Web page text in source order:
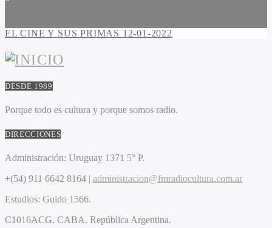
EL CINE Y SUS PRIMAS 12-01-2022
DESDE 1989
Porque todo es cultura y porque somos radio.
DIRECCIONES
Administración: Uruguay 1371 5° P.
+(54) 911 6642 8164 | administracion@fmradiocultura.com.ar
Estudios: Guido 1566.
C1016ACG. CABA. República Argentina.